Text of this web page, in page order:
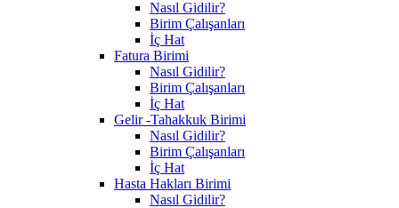
Nasıl Gidilir?
Birim Çalışanları
İç Hat
Fatura Birimi
Nasıl Gidilir?
Birim Çalışanları
İç Hat
Gelir -Tahakkuk Birimi
Nasıl Gidilir?
Birim Çalışanları
İç Hat
Hasta Hakları Birimi
Nasıl Gidilir?